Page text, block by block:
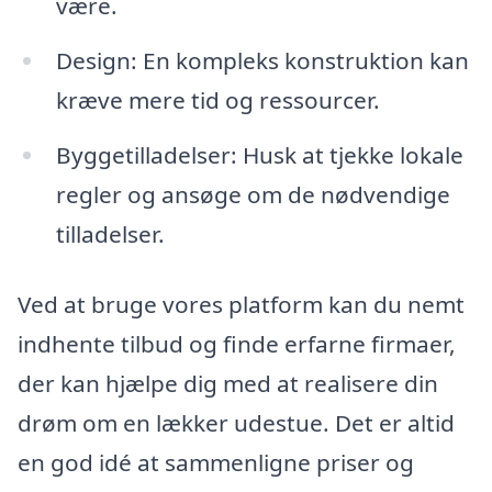
Design: En kompleks konstruktion kan
kræve mere tid og ressourcer.
Byggetilladelser: Husk at tjekke lokale
regler og ansøge om de nødvendige
tilladelser.
Ved at bruge vores platform kan du nemt
indhente tilbud og finde erfarne firmaer,
der kan hjælpe dig med at realisere din
drøm om en lækker udestue. Det er altid
en god idé at sammenligne priser og